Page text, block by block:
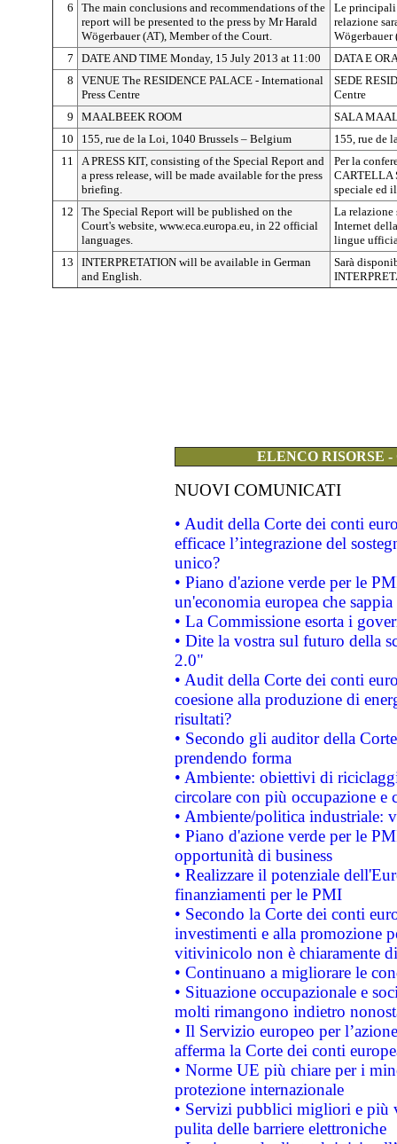
6
The main conclusions and recommendations of the
report will be presented to the press by Mr Harald
Wögerbauer (AT), Member of the Court.
Le principali
relazione
Wögerbauer
7
DATE AND TIME Monday, 15 July 2013 at 11:00
DATA E
8
VENUE The RESIDENCE PALACE - International
Press Centre
SEDE
Centre
9
MAALBEEK ROOM
SALA
10
155, rue de la Loi, 1040 Brussels – Belgium
155, rue de
11
A PRESS KIT, consisting of the Special Report and
a press release, will be made available for the press
briefing.
Per la
CARTELLA
speciale ed
12
The Special Report will be published on the
Court's website, www.eca.europa.eu, in 22 official
languages.
La relazione
Internet
lingue
13
INTERPRETATION will be available in German
and English.
Sarà
ELENCO RISORSE
NUOVI COMUNICATI
• Audit della Corte dei conti
efficace l’integrazione del
unico?
• Piano d'azione verde per le
un'economia europea che
• La Commissione esorta i
• Dite la vostra sul futuro della
2.0"
• Audit della Corte dei conti
coesione alla produzione di
risultati?
• Secondo gli auditor della
prendendo forma
• Ambiente: obiettivi di
circolare con più occupazione e
• Ambiente/politica industriale:
• Piano d'azione verde per le
opportunità di business
• Realizzare il potenziale
finanziamenti per le PMI
• Secondo la Corte dei conti
investimenti e alla promozione
vitivinicolo non è chiaramente
• Continuano a migliorare le
• Situazione occupazionale e
molti rimangono indietro
• Il Servizio europeo per
afferma la Corte dei conti
• Norme UE più chiare per i
protezione internazionale
• Servizi pubblici migliori e più
pulita delle barriere elettroniche